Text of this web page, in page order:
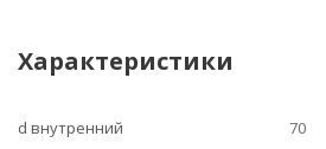
Характеристики
d внутренний
70